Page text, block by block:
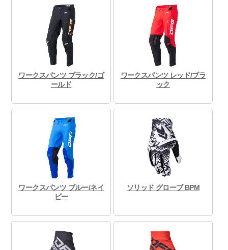
ワークスパンツ ブラック/ゴ
ールド
ワークスパンツ レッド/ブラ
ック
ワークスパンツ ブルー/ネイ
ビー
ソリッド グローブ BPM